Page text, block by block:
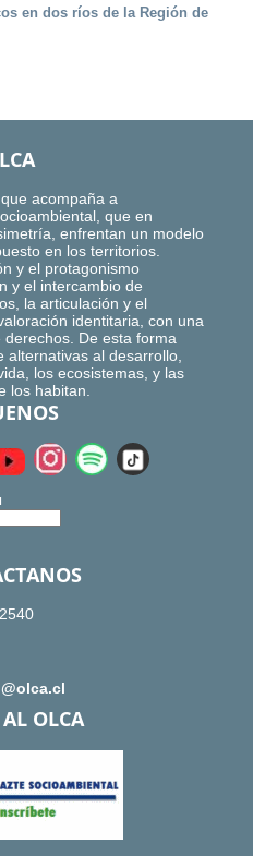
en dos ríos de la Región de
acompaña a
que en
enfrentan un modelo
en los territorios.
y el protagonismo
y el intercambio de
la articulación y el
identitaria, con una
De esta forma
alternativas al desarrollo,
los ecosistemas, y las
los habitan.
OLCA